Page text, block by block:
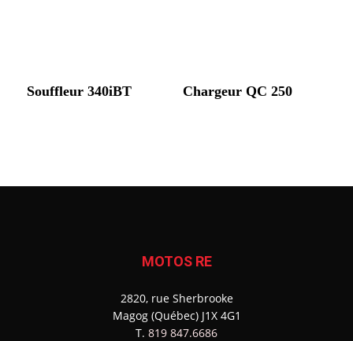
Souffleur 340iBT Chargeur QC 250
MOTOS RE
2820, rue Sherbrooke
Magog (Québec) J1X 4G1
T. 819 847.6686